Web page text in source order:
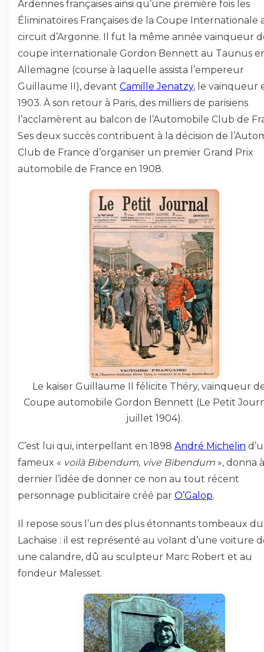
Ardennes françaises ainsi qu’une première fois les
Éliminatoires Françaises de la Coupe Internationale
circuit d’Argonne. Il fut la même année vainqueur
coupe internationale Gordon Bennett au Taunus
Allemagne (course à laquelle assista l’empereur
Guillaume II), devant Camille Jenatzy, le vainqueur
1903. À son retour à Paris, des milliers de parisiens
l’acclamèrent au balcon de l’Automobile Club de
Ses deux succès contribuent à la décision de
Club de France d’organiser un premier Grand Prix
automobile de France en 1908.
Le kaiser Guillaume II félicite Théry, vainqueur
Coupe automobile Gordon Bennett (Le Petit
juillet 1904).
C’est lui qui, interpellant en 1898 André Michelin
fameux « voilà Bibendum, vive Bibendum », donna
dernier l’idée de donner ce non au tout récent
personnage publicitaire créé par O’Galop.
Il repose sous l’un des plus étonnants tombeaux
Lachaise : il est représenté au volant d’une voiture
une calandre, dû au sculpteur Marc Robert et au
fondeur Malesset.